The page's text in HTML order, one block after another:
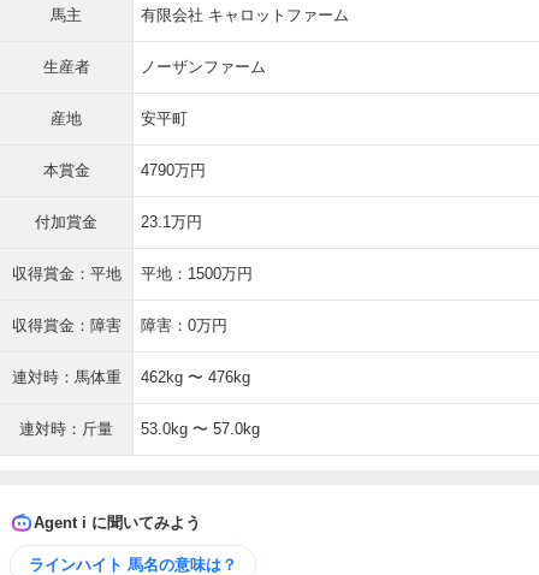
馬主 有限会社 キャロットファーム
生産者 ノーザンファーム
産地 安平町
本賞金 4790万円
付加賞金 23.1万円
収得賞金：平地 平地：1500万円
収得賞金：障害 障害：0万円
連対時：馬体重 462kg 〜 476kg
連対時：斤量 53.0kg 〜 57.0kg
Agent i に聞いてみよう
ラインハイト 馬名の意味は？